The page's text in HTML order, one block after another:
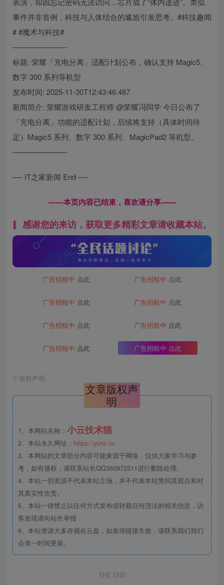
事件并非首例，科技与人体结合的尴尬引发思考。#科技趣闻
# #魔术与科技#
———————-
标题: 荣耀「充电分离」适配计划公布，确认支持 Magic5、
数字 300 系列等机型
发布时间: 2025-11-30T12:43:46.487
新闻简介: 荣耀游戏研发工程师 @荣耀冯同学 今日公布了
「充电分离」功能的适配计划，后续将支持（具体时间待
定）Magic5 系列、数字 300 系列、MagicPad2 等机型。
———————-
—- IT之家新闻 End —-
------本页内容已结束，喜欢请分享------
感谢您的来访，获取更多精彩文章请收藏本站。
广告招租中 点此 广告招租中 点此
广告招租中 点此 广告招租中 点此
广告招租中 点此 广告招租中 点此
广告招租中 点此 广告招租中 点此
© 版权声明
文章版权声
明
1、本网站名称： 小云技术猫
2、本站永久网址： https://yunir.cn
3、本网站的文章部分内容可能来源于网络，仅供大家学习与参
考，如有侵权，请联系站长QQ360972311进行删除处理。
4、本站一切资源不代表本站立场，并不代表本站赞同其观点和对
其真实性负责。
5、本站一律禁止以任何方式发布或转载任何违法的相关信息，访
客发现请向站长举报
6、本站资源大多存储在云盘，如发现链接失效，请联系我们我们
会第一时间更新。
THE END